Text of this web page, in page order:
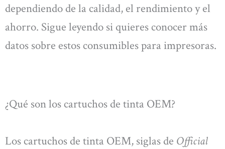
dependiendo de la calidad, el rendimiento y el
ahorro. Sigue leyendo si quieres conocer más
datos sobre estos consumibles para impresoras.
¿Qué son los cartuchos de tinta OEM?
Los cartuchos de tinta OEM, siglas de Official